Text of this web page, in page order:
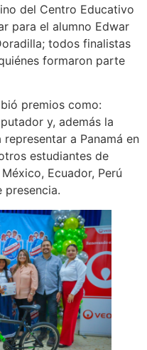
del Centro Educativo
para el alumno Edwar
todos finalistas
formaron parte
premios como:
y, además la
a Panamá en
estudiantes de
Ecuador, Perú
presencia.